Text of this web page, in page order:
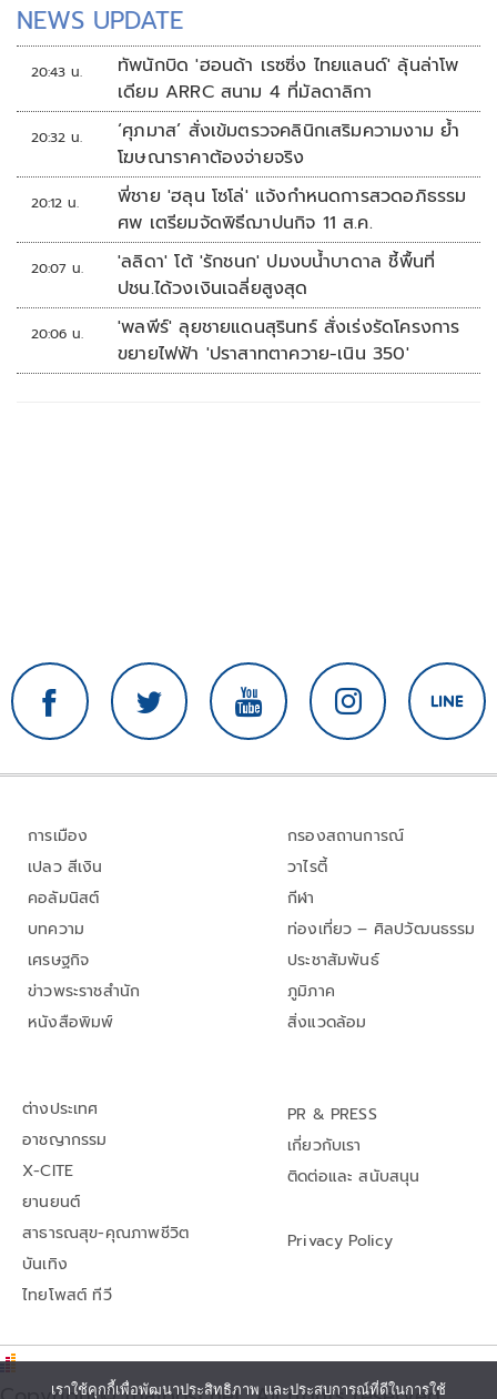
NEWS UPDATE
20:43 น.
ทัพนักบิด 'ฮอนด้า เรซซิ่ง ไทยแลนด์' ลุ้นล่าโพ
เดียม ARRC สนาม 4 ที่มัลดาลิกา
20:32 น.
‘ศุภมาส’ สั่งเข้มตรวจคลินิกเสริมความงาม ย้ำ
โฆษณาราคาต้องจ่ายจริง
20:12 น.
พี่ชาย 'ฮลุน โซโล่' แจ้งกำหนดการสวดอภิธรรม
ศพ เตรียมจัดพิธีฌาปนกิจ 11 ส.ค.
20:07 น.
'ลลิดา' โต้ 'รักชนก' ปมงบน้ำบาดาล ชี้พื้นที่
ปชน.ได้วงเงินเฉลี่ยสูงสุด
20:06 น.
'พลพีร์' ลุยชายแดนสุรินทร์ สั่งเร่งรัดโครงการ
ขยายไฟฟ้า 'ปราสาทตาควาย-เนิน 350'
การเมือง
เปลว สีเงิน
คอลัมนิสต์
บทความ
เศรษฐกิจ
ข่าวพระราชสำนัก
หนังสือพิมพ์
กรองสถานการณ์
วาไรตี้
กีฬา
ท่องเที่ยว – ศิลปวัฒนธรรม
ประชาสัมพันธ์
ภูมิภาค
สิ่งแวดล้อม
ต่างประเทศ
อาชญากรรม
X-CITE
ยานยนต์
สาธารณสุข-คุณภาพชีวิต
บันเทิง
ไทยโพสต์ ทีวี
PR & PRESS
เกี่ยวกับเรา
ติดต่อและ สนับสนุน
Privacy Policy
เราใช้คุกกี้เพื่อพัฒนาประสิทธิภาพ และประสบการณ์ที่ดีในการใช้